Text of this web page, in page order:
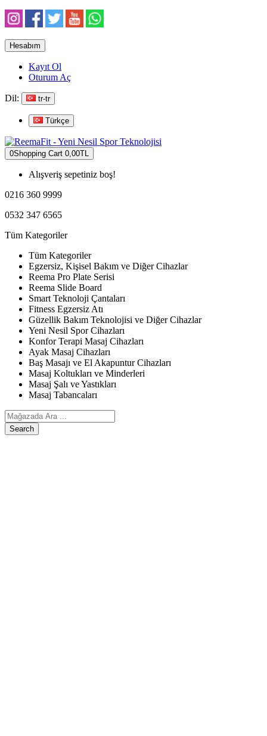
Hesabım
Kayıt Ol
Oturum Aç
Dil: tr-tr
Türkçe
0Shopping Cart 0,00TL
Alışveriş sepetiniz boş!
0216 360 9999
0532 347 6565
Tüm Kategoriler
Tüm Kategoriler
Egzersiz, Kişisel Bakım ve Diğer Cihazlar
Reema Pro Plate Serisi
Reema Slide Board
Smart Teknoloji Çantaları
Fitness Egzersiz Atı
Güzellik Bakım Teknolojisi ve Diğer Cihazlar
Yeni Nesil Spor Cihazları
Konfor Terapi Masaj Cihazları
Ayak Masaj Cihazları
Baş Masajı ve El Akapuntur Cihazları
Masaj Koltukları ve Minderleri
Masaj Şalı ve Yastıkları
Masaj Tabancaları
Search